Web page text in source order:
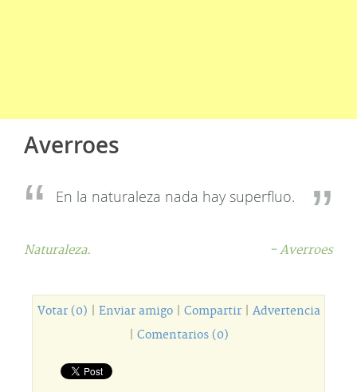
Averroes
En la naturaleza nada hay superfluo.
Naturaleza. - Averroes
Votar (0) Enviar amigo| Compartir| Advertencia
Comentarios (0)